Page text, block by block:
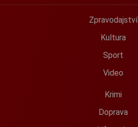
Zpravodajství
Kultura
Sport
Video
Krimi
Doprava